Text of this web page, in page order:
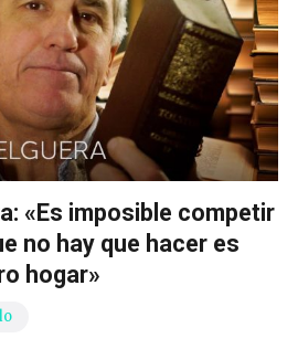
«Es imposible competir
no hay que hacer es
hogar»